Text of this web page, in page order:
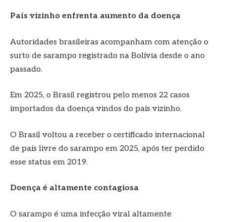
País vizinho enfrenta aumento da doença
Autoridades brasileiras acompanham com atenção o
surto de sarampo registrado na Bolívia desde o ano
passado.
Em 2025, o Brasil registrou pelo menos 22 casos
importados da doença vindos do país vizinho.
O Brasil voltou a receber o certificado internacional
de país livre do sarampo em 2025, após ter perdido
esse status em 2019.
Doença é altamente contagiosa
O sarampo é uma infecção viral altamente